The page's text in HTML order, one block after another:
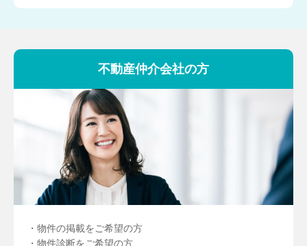
不動産仲介会社の方
・物件の掲載をご希望の方
・物件診断をご希望の方